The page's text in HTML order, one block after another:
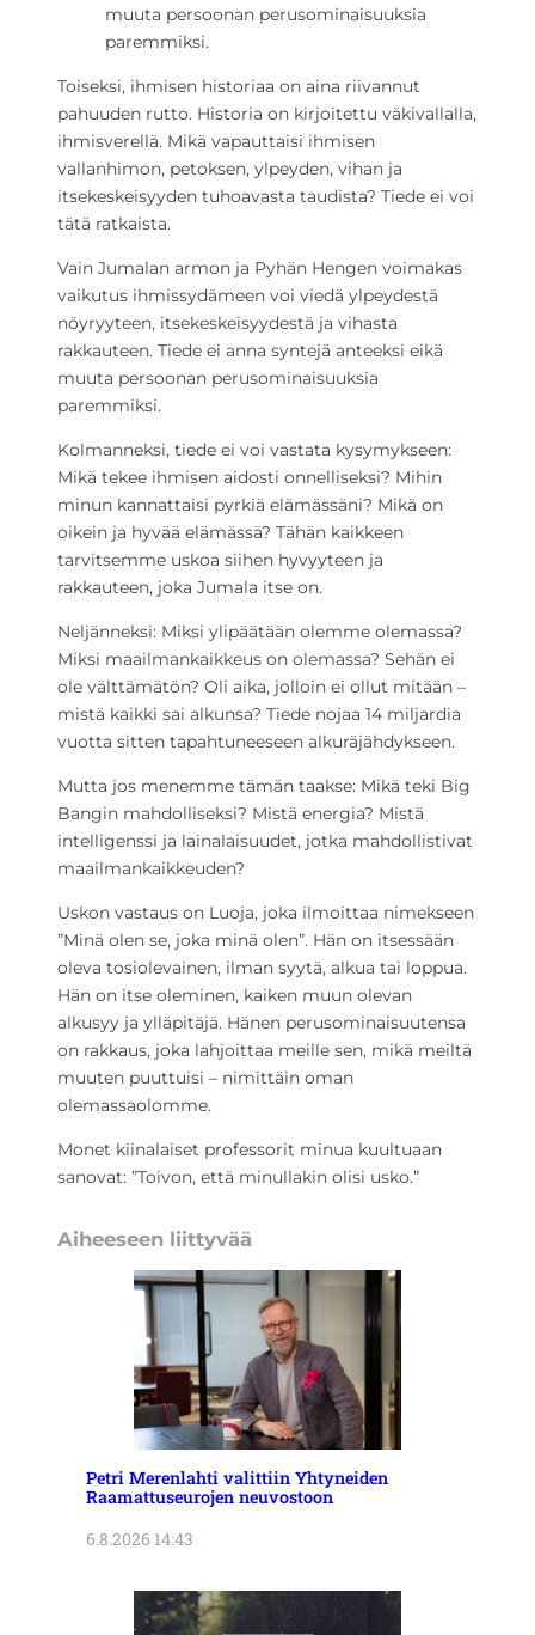
muuta persoonan perusominaisuuksia
paremmiksi.
Toiseksi, ihmisen historiaa on aina riivannut
pahuuden rutto. Historia on kirjoitettu väkivallalla,
ihmisverellä. Mikä vapauttaisi ihmisen
vallanhimon, petoksen, ylpeyden, vihan ja
itsekeskeisyyden tuhoavasta taudista? Tiede ei voi
tätä ratkaista.
Vain Jumalan armon ja Pyhän Hengen voimakas
vaikutus ihmissydämeen voi viedä ylpeydestä
nöyryyteen, itsekeskeisyydestä ja vihasta
rakkauteen. Tiede ei anna syntejä anteeksi eikä
muuta persoonan perusominaisuuksia
paremmiksi.
Kolmanneksi, tiede ei voi vastata kysymykseen:
Mikä tekee ihmisen aidosti onnelliseksi? Mihin
minun kannattaisi pyrkiä elämässäni? Mikä on
oikein ja hyvää elämässä? Tähän kaikkeen
tarvitsemme uskoa siihen hyvyyteen ja
rakkauteen, joka Jumala itse on.
Neljänneksi: Miksi ylipäätään olemme olemassa?
Miksi maailmankaikkeus on olemassa? Sehän ei
ole välttämätön? Oli aika, jolloin ei ollut mitään –
mistä kaikki sai alkunsa? Tiede nojaa 14 miljardia
vuotta sitten tapahtuneeseen alkuräjähdykseen.
Mutta jos menemme tämän taakse: Mikä teki Big
Bangin mahdolliseksi? Mistä energia? Mistä
intelligenssi ja lainalaisuudet, jotka mahdollistivat
maailmankaikkeuden?
Uskon vastaus on Luoja, joka ilmoittaa nimekseen
”Minä olen se, joka minä olen”. Hän on itsessään
oleva tosiolevainen, ilman syytä, alkua tai loppua.
Hän on itse oleminen, kaiken muun olevan
alkusyy ja ylläpitäjä. Hänen perusominaisuutensa
on rakkaus, joka lahjoittaa meille sen, mikä meiltä
muuten puuttuisi – nimittäin oman
olemassaolomme.
Monet kiinalaiset professorit minua kuultuaan
sanovat: ”Toivon, että minullakin olisi usko.”
Aiheeseen liittyvää
Petri Merenlahti valittiin Yhtyneiden
Raamattuseurojen neuvostoon
6.8.2026 14:43